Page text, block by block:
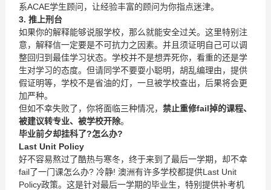
系ACAE学生顾问，让经验丰富的顾问为你指点迷津。
3. 推上刑台
如果你的解释能够说服学校，那么就能安全过关。这里特别注
意，解释信一定要是不可抗力之因素。并且须证明自己可以调
整回归到最佳学习状态。学校并不是想弄死你，看重的还是学
生对学习的态度。但请同学不要耍小聪明，胡乱编理由，提供
假证明等，学校不是省油的灯，一旦被学校查出，后果将会更
加严种。
但如不幸失败了，你将面临三种情况， 禁止重修fail掉的课程、
被建议转专业、被学校开除。
毕业前夕却挂科了?怎么办?
Last Unit Policy
好不容易熬过了酷热与寒冬，终于来到了最后一学期，却不幸
fail了一门课怎么办? 冷静! 澳洲有许多学校都提供Last Unit
Policy政策。这是针对最后一学期的毕业生，特别提供补考机